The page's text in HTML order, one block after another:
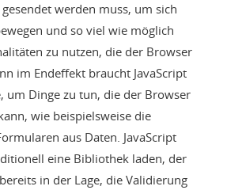
werden muss, um sich
und so viel wie möglich
zu nutzen, die der Browser
im Endeffekt braucht JavaScript
um Dinge zu tun, die der Browser
wie beispielsweise die
aus Daten. JavaScript
eine Bibliothek laden, der
in der Lage, die Validierung